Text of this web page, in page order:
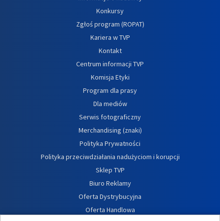
Konkursy
Zgłoś program (ROPAT)
Kariera w TVP
Kontakt
Centrum informacji TVP
Komisja Etyki
Program dla prasy
Dla mediów
Serwis fotograficzny
Merchandising (znaki)
Polityka Prywatności
Polityka przeciwdziałania nadużyciom i korupcji
Sklep TVP
Biuro Reklamy
Oferta Dystrybucyjna
Oferta Handlowa